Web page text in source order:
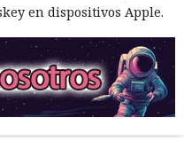
en dispositivos Apple.